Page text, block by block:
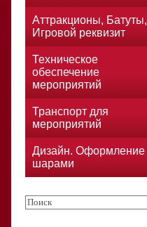
Аттракционы, Батуты,
Игровой реквизит
Техническое
обеспечение
мероприятий
Транспорт для
мероприятий
Дизайн. Оформление
шарами